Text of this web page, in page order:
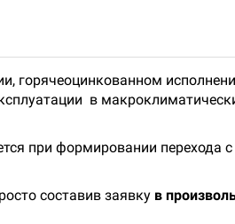
горячеоцинкованном
в
при формировании перехода
составив заявку в